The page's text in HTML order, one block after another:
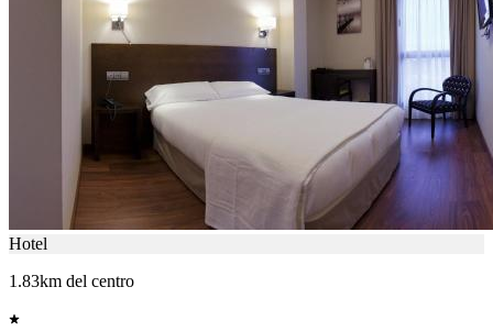
Hotel
1.83km del centro